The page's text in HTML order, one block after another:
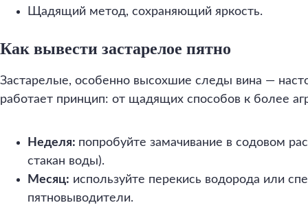
Щадящий метод, сохраняющий яркость.
Как вывести застарелое пятно
Застарелые, особенно высохшие следы вина —
работает принцип: от щадящих способов к более
Неделя: попробуйте замачивание в содовом
стакан воды).
Месяц: используйте перекись водорода или
пятновыводители.